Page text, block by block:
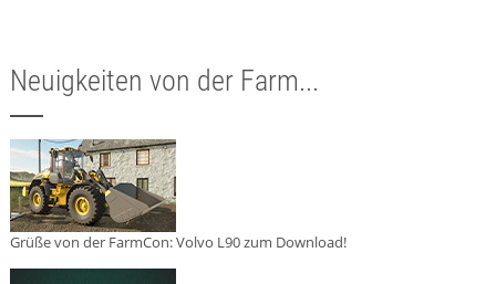
Neuigkeiten von der Farm...
Grüße von der FarmCon: Volvo L90 zum Download!